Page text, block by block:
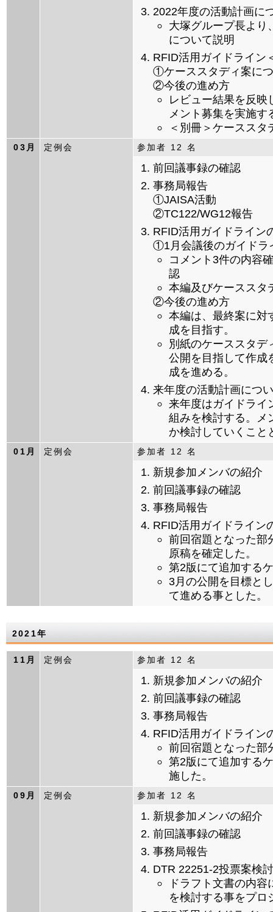
2022年度の活動計画に
大塚グループ長より
について説明
RFID活用ガイドライン
①ケーススタディ案に
②今後の進め方
レビュー結果を反映
メント募集を実施す
＜別冊＞ケースス
03月 定例会 参加者 12 名
前回議事録の確認
事務局報告
①JAISA活動
②TC122/WG12報告
RFID活用ガイドライン
①1月会議後のガイドラ
コメント3件の内容
認
本編及びケーススタ
②今後の進め方
本編は、最終案に対
成を目指す。
別紙のケーススタデ
公開を目指して作成
成を進める。
来年度の活動計画につ
来年度はガイドライ
組みを検討する。メ
か検討していくこと
01月 定例会 参加者 12 名
新規参加メンバの紹介
前回議事録の確認
事務局報告
RFID活用ガイドライン
前回宿題となった部
原稿を確定した。
第2版にて追加する
3月の公開を目標と
て進める事とした。
2021年
11月 定例会 参加者 12 名
新規参加メンバの紹介
前回議事録の確認
事務局報告
RFID活用ガイドライン
前回宿題となった部
第2版にて追加する
施した。
09月 定例会 参加者 12 名
新規参加メンバの紹介
前回議事録の確認
事務局報告
DTR 22251-2投票案検
ドラフト文書の内
を検討する事をプロ